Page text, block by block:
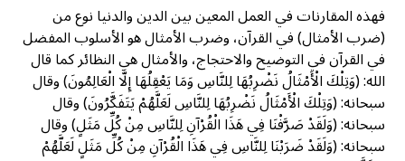
فهذه المقارنات في العمل المعين بين الدين والدنيا نوع من
(ضرب الأمثال) في القرآن، وضرب الأمثال هو الأسلوب المفضل
في القرآن في التوضيح والاحتجاج، والأمثال هي النظائر كما قال
الله: (وَتِلْكَ الْأَمْثَالُ نَضْرِبُهَا لِلنَّاسِ وَمَا يَعْقِلُهَا إِلَّا الْعَالِمُونَ) وقال
سبحانه: (وَتِلْكَ الْأَمْثَالُ نَضْرِبُهَا لِلنَّاسِ لَعَلَّهُمْ يَتَفَكَّرُونَ) وقال
سبحانه: (وَلَقَدْ صَرَّفْنَا فِي هَذَا الْقُرْآنِ لِلنَّاسِ مِنْ كُلِّ مَثَلٍ) وقال
سبحانه: (وَلَقَدْ ضَرَبْنَا لِلنَّاسِ فِي هَذَا الْقُرْآنِ مِنْ كُلِّ مَثَلٍ لَعَلَّهُمْ